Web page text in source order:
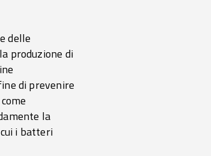
delle
produzione di
di prevenire
la
i batteri